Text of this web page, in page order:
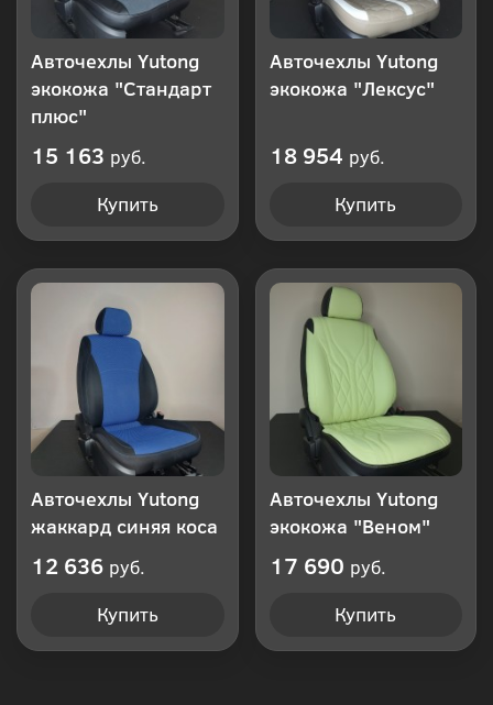
Авточехлы Yutong
экокожа "Стандарт
плюс"
15 163 руб.
Купить
Авточехлы Yutong
экокожа "Лексус"
18 954 руб.
Купить
Авточехлы Yutong
жаккард синяя коса
12 636 руб.
Купить
Авточехлы Yutong
экокожа "Веном"
17 690 руб.
Купить